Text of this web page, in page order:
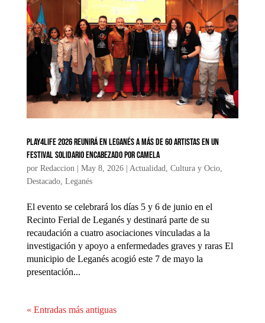
PLAY4LIFE 2026 reunirá en Leganés a más de 60 artistas en un
festival solidario encabezado por Camela
por Redaccion| May 8, 2026| Actualidad, Cultura y Ocio,
Destacado, Leganés
El evento se celebrará los días 5 y 6 de junio en el
Recinto Ferial de Leganés y destinará parte de su
recaudación a cuatro asociaciones vinculadas a la
investigación y apoyo a enfermedades graves y raras El
municipio de Leganés acogió este 7 de mayo la
presentación...
« Entradas más antiguas